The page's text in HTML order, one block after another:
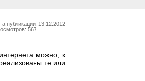
публикации: 13.12.2012
567
можно, к
те или